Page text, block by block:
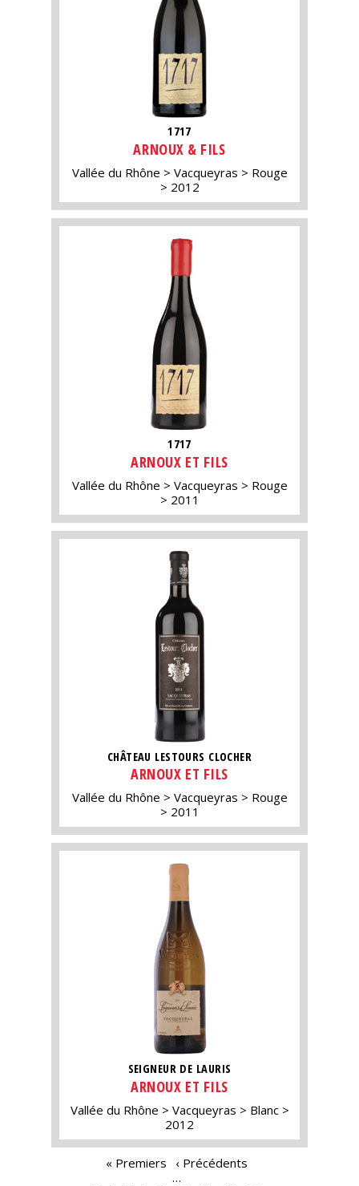
1717
ARNOUX & FILS
Vallée du Rhône Vacqueyras
Rouge
2012
1717
ARNOUX ET FILS
Vallée du Rhône Vacqueyras
Rouge
2011
CHÂTEAU LESTOURS CLOCHER
ARNOUX ET FILS
Vallée du Rhône Vacqueyras
Rouge
2011
SEIGNEUR DE LAURIS
ARNOUX ET FILS
Vallée du Rhône Vacqueyras
Blanc
2012
« Premiers
‹ Précédents
…